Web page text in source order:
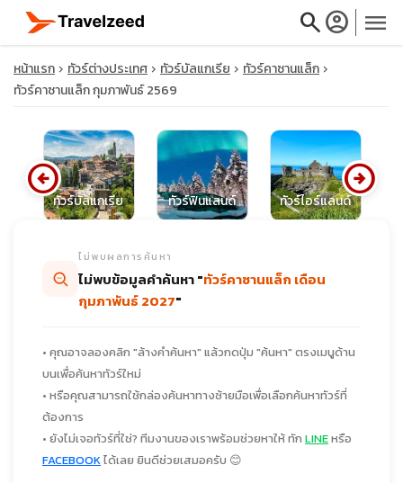
searchaccount_circle menu
close
travel_explore
search
หน้าแรก ทัวร์ต่างประเทศ ทัวร์บัลแกเรีย
ทัวร์คาซานแล็ก
ทัวร์คาซานแล็ก กุมภาพันธ์ 2569
ทัวร์บัลแกเรีย ทัวร์ฟินแลนด์ ทัวร์ไอร์แลนด์
arrow_circle_left arrow_circle_right
ไม่พบผลการค้นหา
ไม่พบข้อมูลคำค้นหา "ทัวร์คาซานแล็ก เดือน
กุมภาพันธ์ 2027"
• คุณอาจลองคลิก "ล้างคำค้นหา" แล้วกดปุ่ม "ค้นหา" ตรงเมนูด้าน
บนเพื่อค้นหาทัวร์ใหม่
• หรือคุณสามารถใช้กล่องค้นหาทางซ้ายมือเพื่อเลือกค้นหาทัวร์ที่
ต้องการ
• ยังไม่เจอทัวร์ที่ใช่? ทีมงานของเราพร้อมช่วยหาให้ ทัก LINEหรือ
FACEBOOKได้เลย ยินดีช่วยเสมอครับ 😊